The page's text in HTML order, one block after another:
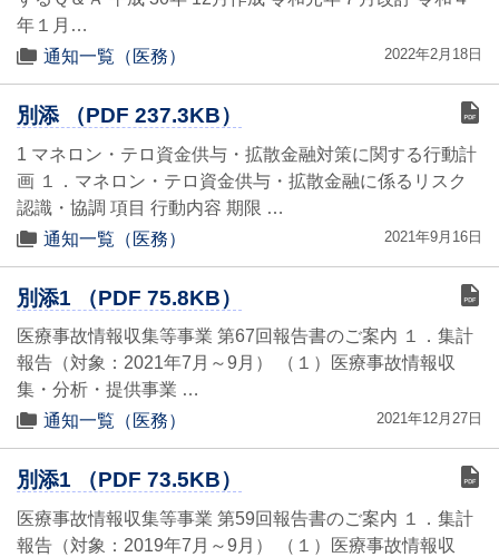
年１月…
通知一覧（医務）
2022年2月18日
別添 （PDF 237.3KB）
1 マネロン・テロ資金供与・拡散金融対策に関する行動計
画 １．マネロン・テロ資金供与・拡散金融に係るリスク
認識・協調 項目 行動内容 期限 …
通知一覧（医務）
2021年9月16日
別添1 （PDF 75.8KB）
医療事故情報収集等事業 第67回報告書のご案内 １．集計
報告（対象：2021年7月～9月） （１）医療事故情報収
集・分析・提供事業 …
通知一覧（医務）
2021年12月27日
別添1 （PDF 73.5KB）
医療事故情報収集等事業 第59回報告書のご案内 １．集計
報告（対象：2019年7月～9月） （１）医療事故情報収